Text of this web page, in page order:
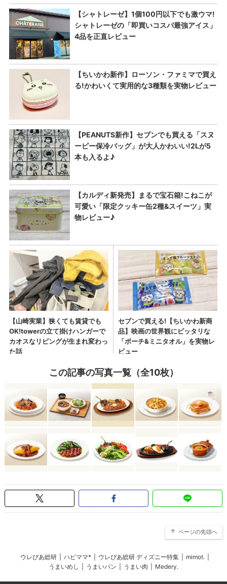
この記事の写真一覧（全10枚）
ページの先頭へ
ウレぴあ総研 ハピママ* ウレぴあ総研 ディズニー特集 mimot.
うまいめし
うまいパン うまい肉 Medery.